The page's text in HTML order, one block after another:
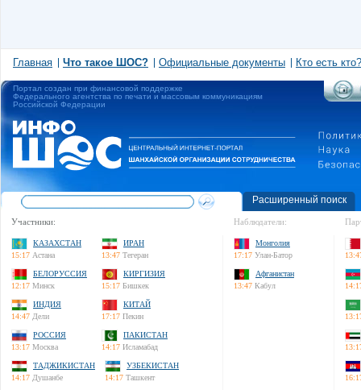
Главная Что такое ШОС? Официальные документы Кто есть кто?
Портал создан при финансовой поддержке
Федерального агентства по печати и массовым коммуникациям
Российской Федерации
Расширенный поиск
Участники:
КАЗАХСТАН
15:17 Астана
ИРАН
13:47 Тегеран
БЕЛОРУССИЯ
12:17 Минск
КИРГИЗИЯ
15:17 Бишкек
ИНДИЯ
14:47 Дели
КИТАЙ
17:17 Пекин
РОССИЯ
13:17 Москва
ПАКИСТАН
14:17 Исламабад
ТАДЖИКИСТАН
14:17 Душанбе
УЗБЕКИСТАН
14:17 Ташкент
Наблюдатели:
Монголия
17:17 Улан-Батор
Афганистан
13:47 Кабул